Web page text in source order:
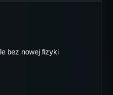
bez nowej fizyki